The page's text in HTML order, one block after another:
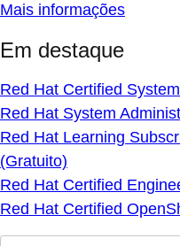
Mais informações
Em destaque
Red Hat Certified
Red Hat System
Red Hat Learning
(Gratuito)
Red Hat Certified
Red Hat Certified